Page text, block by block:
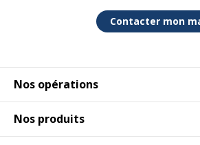
Nos opérations
Nos produits
Contacter mon